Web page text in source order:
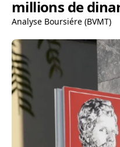
millions de
Analyse Boursiére (BVMT)